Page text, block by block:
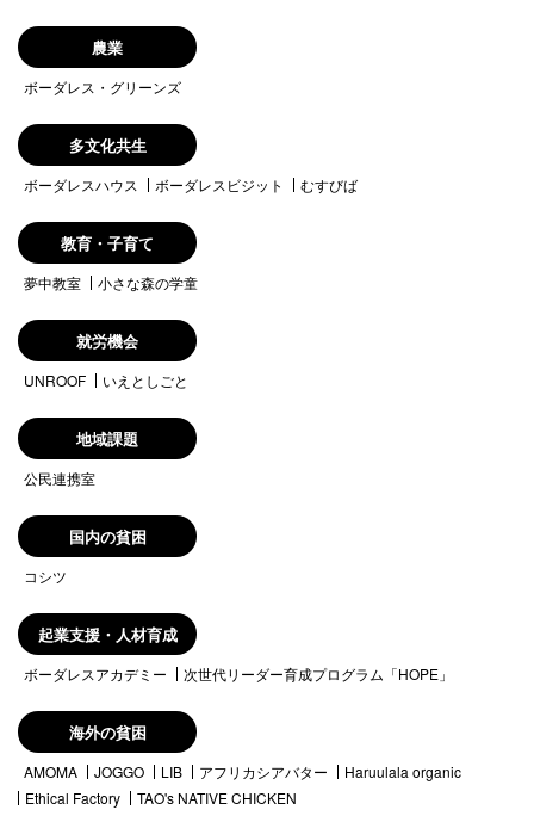
農業
ボーダレス・グリーンズ
多文化共生
ボーダレスハウス ボーダレスビジット むすびば
教育・子育て
夢中教室 小さな森の学童
就労機会
UNROOF いえとしごと
地域課題
公民連携室
国内の貧困
コシツ
起業支援・人材育成
ボーダレスアカデミー 次世代リーダー育成プログラム「HOPE」
海外の貧困
AMOMA JOGGO LIB アフリカシアバター
Haruulala organic
Ethical Factory
TAO's NATIVE CHICKEN